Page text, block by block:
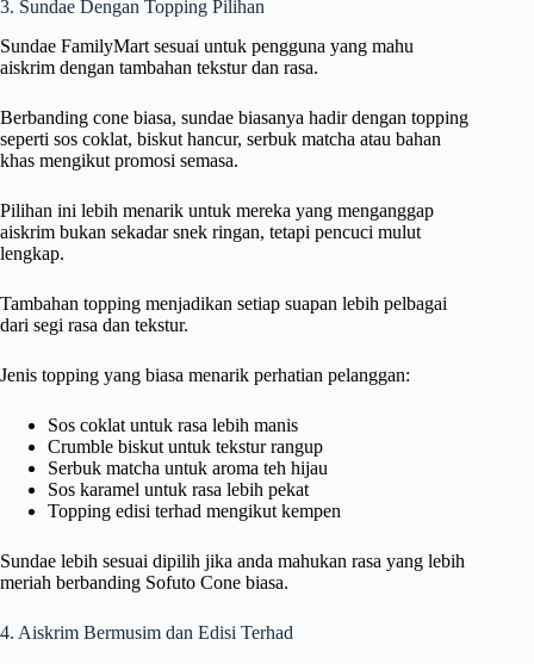
3. Sundae Dengan Topping Pilihan
Sundae FamilyMart sesuai untuk pengguna yang mahu
aiskrim dengan tambahan tekstur dan rasa.
Berbanding cone biasa, sundae biasanya hadir dengan topping
seperti sos coklat, biskut hancur, serbuk matcha atau bahan
khas mengikut promosi semasa.
Pilihan ini lebih menarik untuk mereka yang menganggap
aiskrim bukan sekadar snek ringan, tetapi pencuci mulut
lengkap.
Tambahan topping menjadikan setiap suapan lebih pelbagai
dari segi rasa dan tekstur.
Jenis topping yang biasa menarik perhatian pelanggan:
Sos coklat untuk rasa lebih manis
Crumble biskut untuk tekstur rangup
Serbuk matcha untuk aroma teh hijau
Sos karamel untuk rasa lebih pekat
Topping edisi terhad mengikut kempen
Sundae lebih sesuai dipilih jika anda mahukan rasa yang lebih
meriah berbanding Sofuto Cone biasa.
4. Aiskrim Bermusim dan Edisi Terhad